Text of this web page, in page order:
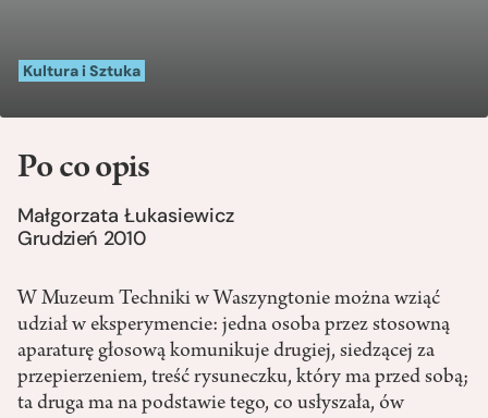
Kultura i Sztuka
Po co opis
Małgorzata Łukasiewicz
Grudzień 2010
W Muzeum Techniki w Waszyngtonie można wziąć
udział w eksperymencie: jedna osoba przez stosowną
aparaturę głosową komunikuje drugiej, siedzącej za
przepierzeniem, treść rysuneczku, który ma przed sobą;
ta druga ma na podstawie tego, co usłyszała, ów